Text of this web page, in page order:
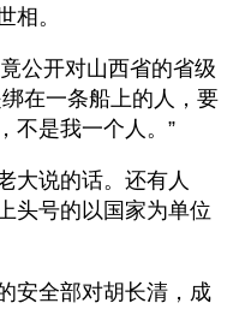
相。
公开对山西省的省级
在一条船上的人，要
不是我一个人。”
大说的话。还有人
头号的以国家为单位
安全部对胡长清，成